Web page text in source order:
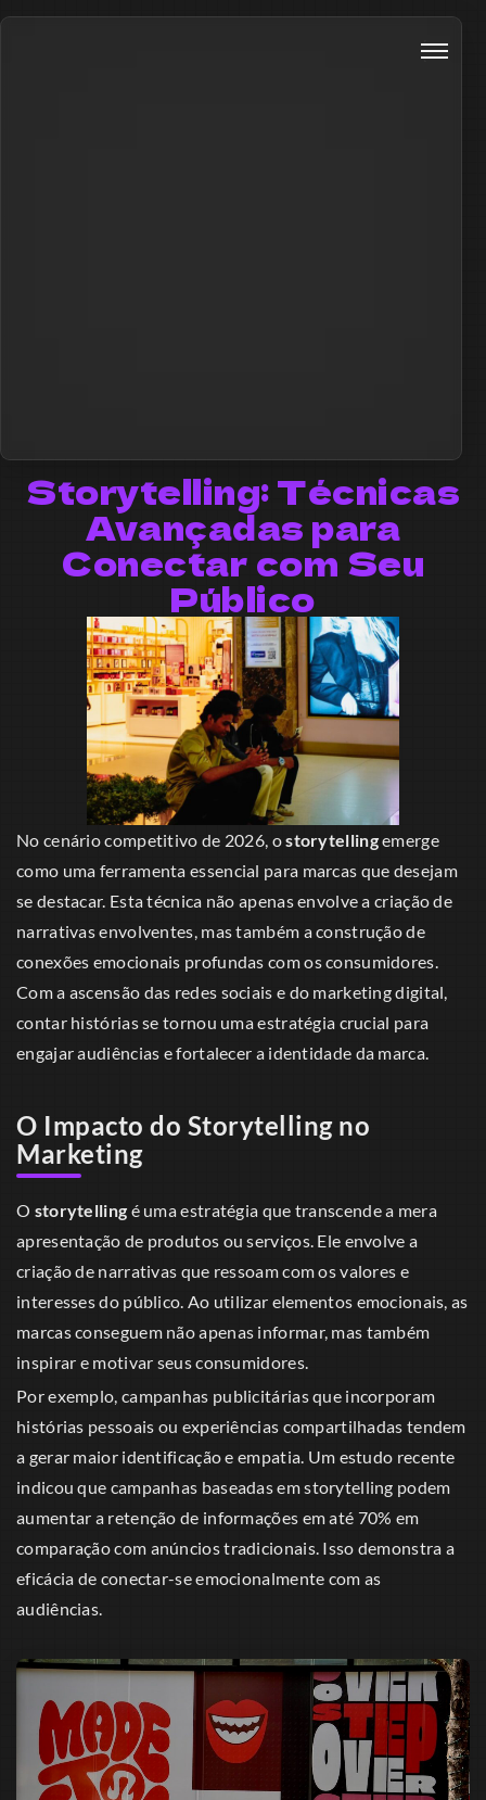
Storytelling: Técnicas
Avançadas para
Conectar com Seu
Público
No cenário competitivo de 2026, ostorytellingemerge
como uma ferramenta essencial para marcas que desejam
se destacar. Esta técnica não apenas envolve a criação de
narrativas envolventes, mas também a construção de
conexões emocionais profundas com os consumidores.
Com a ascensão das redes sociais e do marketing digital,
contar histórias se tornou uma estratégia crucial para
engajar audiências e fortalecer a identidade da marca.
O Impacto do Storytelling no
Marketing
O storytelling é uma estratégia que transcende a mera
apresentação de produtos ou serviços. Ele envolve a
criação de narrativas que ressoam com os valores e
interesses do público. Ao utilizar elementos emocionais, as
marcas conseguem não apenas informar, mas também
inspirar e motivar seus consumidores.
Por exemplo, campanhas publicitárias que incorporam
histórias pessoais ou experiências compartilhadas tendem
a gerar maior identificação e empatia. Um estudo recente
indicou que campanhas baseadas em storytelling podem
aumentar a retenção de informações em até 70% em
comparação com anúncios tradicionais. Isso demonstra a
eficácia de conectar-se emocionalmente com as
audiências.